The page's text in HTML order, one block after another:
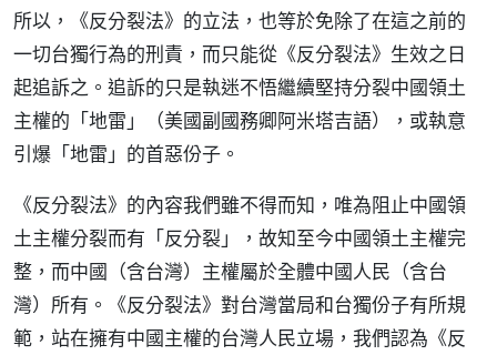
所以，《反分裂法》的立法，也等於免除了在這之前的
一切台獨行為的刑責，而只能從《反分裂法》生效之日
起追訴之。追訴的只是執迷不悟繼續堅持分裂中國領土
主權的「地雷」（美國副國務卿阿米塔吉語），或執意
引爆「地雷」的首惡份子。
《反分裂法》的內容我們雖不得而知，唯為阻止中國領
土主權分裂而有「反分裂」，故知至今中國領土主權完
整，而中國（含台灣）主權屬於全體中國人民（含台
灣）所有。《反分裂法》對台灣當局和台獨份子有所規
範，站在擁有中國主權的台灣人民立場，我們認為《反